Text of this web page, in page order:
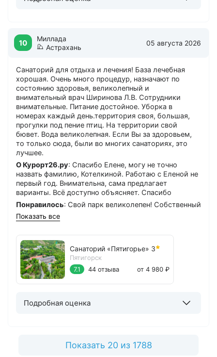
10
Миллада
Астрахань
05 августа 2026
Санаторий для отдыха и лечения! База лечебная
хорошая. Очень много процедур, назначают по
состоянию здоровья, великолепный и
внимательный врач Ширинова Л.В. Сотрудники
внимательные. Питание достойное. Уборка в
номерах каждый день.территория своя, большая,
прогулки под пение птиц. На территории свой
бювет. Вода великолепная. Если Вы за здоровьем,
то только сюда, были во многих санаториях, это
лучшее.
О Курорт26.ру: Спасибо Елене, могу не точно
назвать фамилию, Котелкиной. Работаю с Еленой не
первый год. Внимательна, сама предлагает
варианты. Всё доступно объясняет. Спасибо
Понравилось: Свой парк великолепен! Собственный
бювет!
времени, но, иногда, не соблюдалось. Стоит
отнестись к этому внимательнее, чтобы
отдыхающие не проводили много времени в
очередях и ругани.
Показать все
Санаторий «Пятигорье» 3
Пятигорск
7.1
44 отзыва от 4 980 ₽
Подробная оценка
Показать 20 из 1788